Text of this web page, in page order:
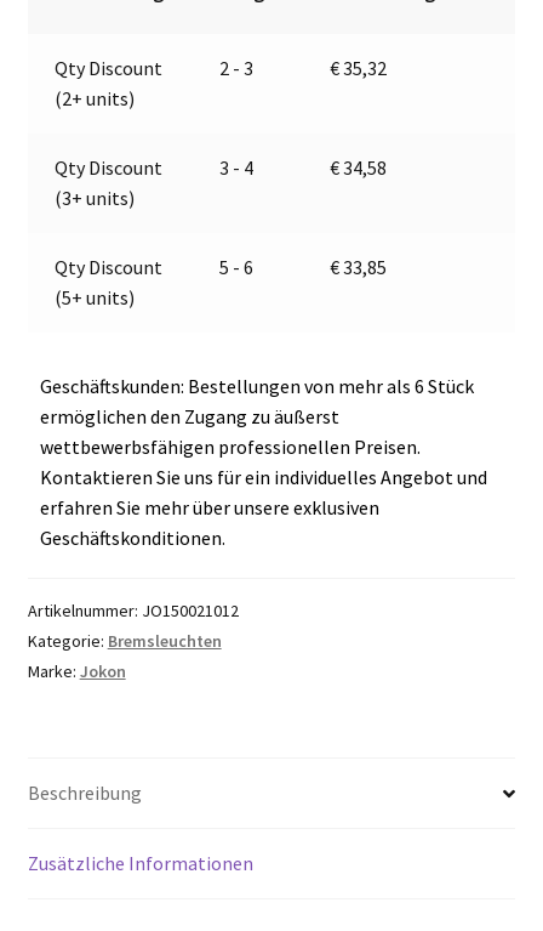
021280
Menge
t
e
Qty Discount
(2+ units)
2 - 3 €35,32
Qty Discount
(3+ units)
3 - 4 €34,58
Qty Discount
(5+ units)
5 - 6 €33,85
Geschäftskunden: Bestellungen von mehr als 6 Stück
ermöglichen den Zugang zu äußerst
wettbewerbsfähigen professionellen Preisen.
Kontaktieren Sie uns für ein individuelles Angebot und
erfahren Sie mehr über unsere exklusiven
Geschäftskonditionen.
Artikelnummer: JO150021012
Kategorie: Bremsleuchten
Marke: Jokon
Beschreibung
Zusätzliche Informationen